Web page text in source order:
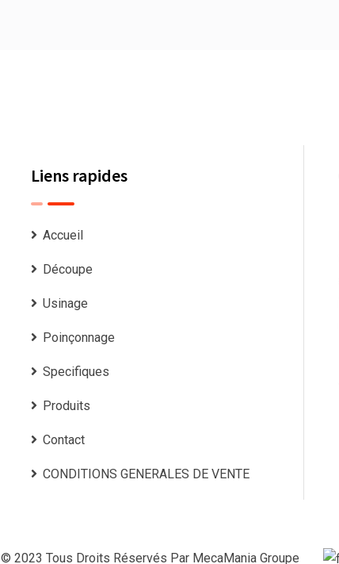
Liens rapides
Accueil
Découpe
Usinage
Poinçonnage
Specifiques
Produits
Contact
CONDITIONS GENERALES DE VENTE
© 2023 Tous Droits Réservés Par MecaMania Groupe